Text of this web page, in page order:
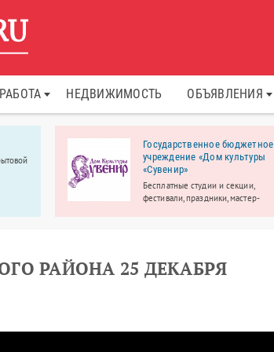
РАБОТА НЕДВИЖИМОСТЬ ОБЪЯВЛЕНИЯ
Государственное бюджетное
учреждение «Дом культуры
«Сувенир»
Бесплатные студии и секции,
фестивали, праздники, мастер-
РАЙОНА 25 ДЕКАБРЯ